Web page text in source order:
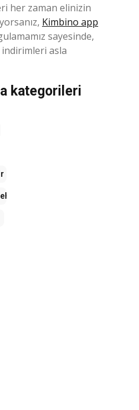
her zaman elinizin
Kimbino app
sayesinde,
indirimleri asla
kategorileri